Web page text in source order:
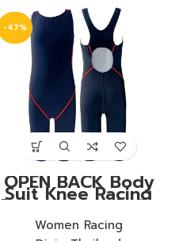
-47%
OPEN BACK Body
Suit Knee Racing
Swimwear ชุดวันพีช
หลังโอเหนือเข่า ผ้า
พื้นสีดำ โรยสีแดงอม
Women Racing